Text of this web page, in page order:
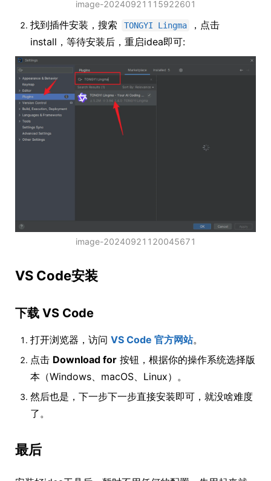
image-20240921115922601
找到插件安装，搜索 TONGYI Lingma
，点击
install，等待安装后，重启idea即可:
image-20240921120045671
VS Code安装
下载 VS Code
打开浏览器，访问 VS Code 官方网站。
点击 Download for 按钮，根据你的操作系统选择版
本（Windows、macOS、Linux）。
然后也是，下一步下一步直接安装即可，就没啥难度
了。
最后